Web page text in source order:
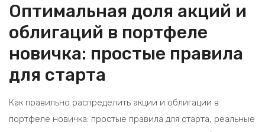
Оптимальная доля акций и
облигаций в портфеле
новичка: простые правила
для старта
Как правильно распределить акции и облигации в
портфеле новичка: простые правила для старта, реальные